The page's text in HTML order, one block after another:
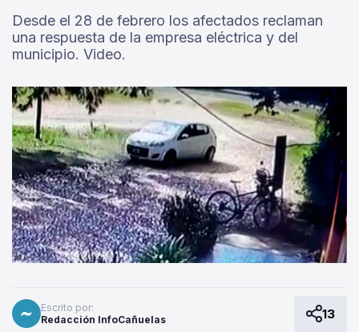
Desde el 28 de febrero los afectados reclaman
una respuesta de la empresa eléctrica y del
municipio. Video.
Escrito por:
Redacción InfoCañuelas
13